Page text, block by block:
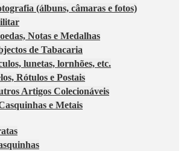
(álbuns, câmaras e fotos)
Notas e Medalhas
de Tabacaria
lunetas, lornhões, etc.
Rótulos e Postais
Artigos Colecionáveis
e Metais